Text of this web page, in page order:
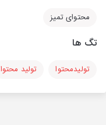
محتوای تمیز
تگ ها
تولیدمحتوا تولید محتوا